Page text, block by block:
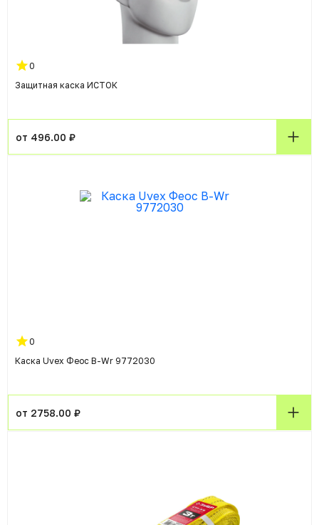
0
Защитная каска ИСТОК
от 496.00 ₽
0
Каска Uvex Феос B-Wr 9772030
от 2758.00 ₽